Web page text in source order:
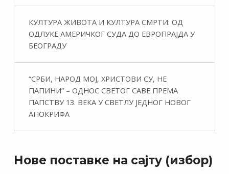
КУЛТУРА ЖИВОТА И КУЛТУРА СМРТИ: ОД
ОДЛУКЕ АМЕРИЧКОГ СУДА ДО ЕВРОПРАЈДА У
БЕОГРАДУ
“СРБИ, НАРОД МОЈ, ХРИСТОВИ СУ, НЕ
ПАПИНИ” – ОДНОС СВЕТОГ САВЕ ПРЕМА
ПАПСТВУ 13. ВЕКА У СВЕТЛУ ЈЕДНОГ НОВОГ
АПОКРИФА
Нове поставке на сајту (избор)